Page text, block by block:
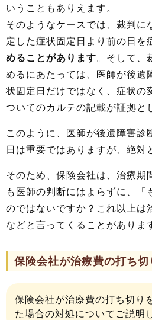
いうこともありえます。
そのようなケースでは、裁判に
定した症状固定日より前の日を
めることがあります。そして、
めるにあたっては、医師が後遺
状固定日だけではなく、症状の
ついてのカルテの記載が証拠と
このように、医師が後遺障害診
日は重要ではありますが、絶対
そのため、保険会社は、治療期
も医師の判断にはよらずに、「
のではないですか？これ以上は
などと言ってくることがありま
保険会社が治療費の打ち
保険会社が治療費の打ち切り
た場合の対処についてご説明